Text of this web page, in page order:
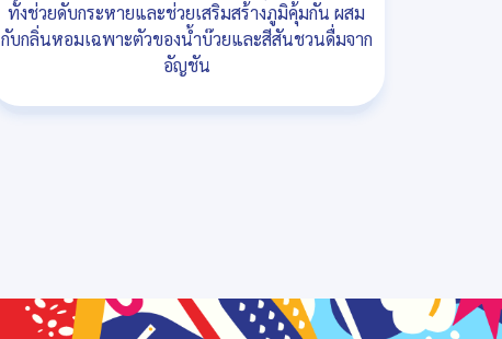
ทั้งช่วยดับกระหายและช่วยเสริมสร้างภูมิคุ้มกัน ผสม
กับกลิ่นหอมเฉพาะตัวของน้ำบ๊วยและสีสันชวนดื่มจาก
อัญชัน